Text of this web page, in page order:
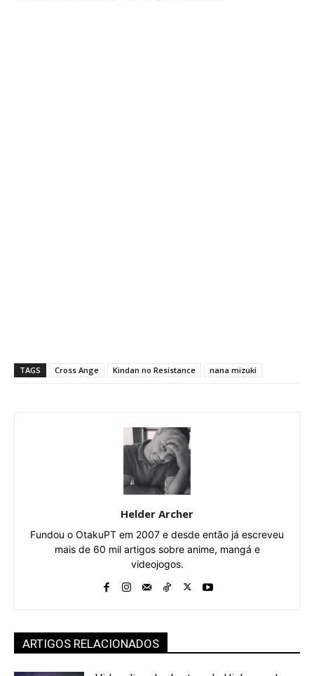
TAGS Cross Ange Kindan no Resistance nana mizuki
Helder Archer
Fundou o OtakuPT em 2007 e desde então já escreveu
mais de 60 mil artigos sobre anime, mangá e
videojogos.
ARTIGOS RELACIONADOS